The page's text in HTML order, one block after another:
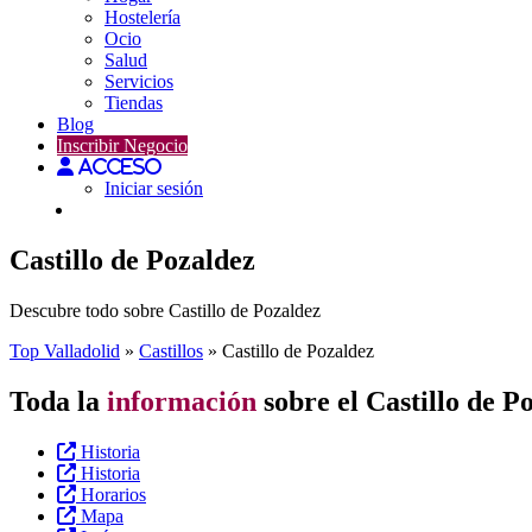
Hostelería
Ocio
Salud
Servicios
Tiendas
Blog
Inscribir Negocio
Acceso
Iniciar sesión
Castillo de Pozaldez
Descubre todo sobre Castillo de Pozaldez
Top Valladolid » Castillos » Castillo de Pozaldez
Toda la información sobre el Castillo de
Historia
Historia
Horarios
Mapa